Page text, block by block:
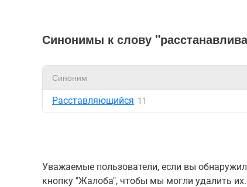
Синонимы к слову
Синоним
Расставляющийся 11
Уважаемые пользователи, если вы
кнопку "Жалоба", чтобы мы могли удалить их.